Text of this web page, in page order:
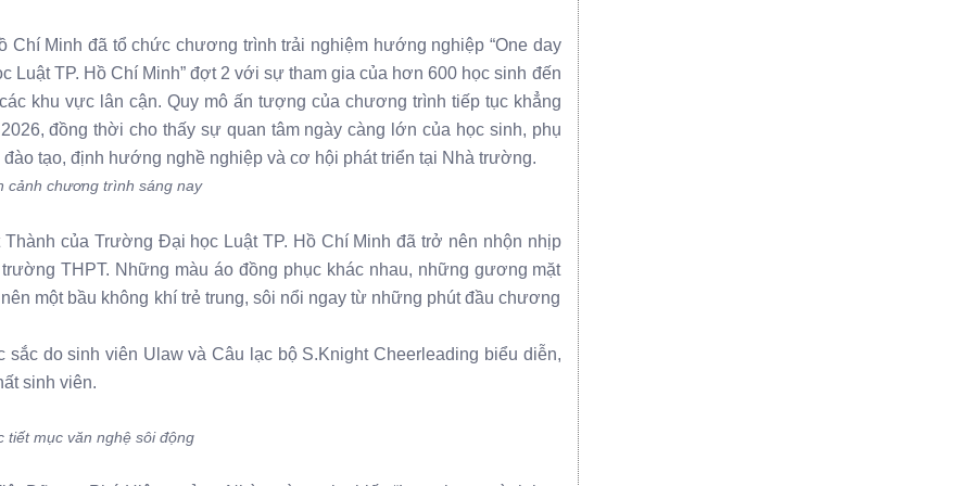
Chí Minh đã tổ chức chương trình trải nghiệm hướng nghiệp “One day
Luật TP. Hồ Chí Minh” đợt 2 với sự tham gia của hơn 600 học sinh đến
khu vực lân cận. Quy mô ấn tượng của chương trình tiếp tục khẳng
đồng thời cho thấy sự quan tâm ngày càng lớn của học sinh, phụ
tạo, định hướng nghề nghiệp và cơ hội phát triển tại Nhà trường.
cảnh chương trình sáng nay
của Trường Đại học Luật TP. Hồ Chí Minh đã trở nên nhộn nhịp
THPT. Những màu áo đồng phục khác nhau, những gương mặt
một bầu không khí trẻ trung, sôi nổi ngay từ những phút đầu chương
do sinh viên Ulaw và Câu lạc bộ S.Knight Cheerleading biểu diễn,
sinh viên.
tiết mục văn nghệ sôi động